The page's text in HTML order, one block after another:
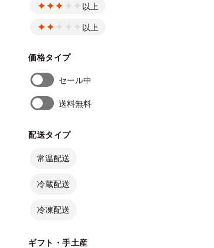
以上
以上
価格タイプ
セール中
送料無料
配送タイプ
常温配送
冷蔵配送
冷凍配送
ギフト・手土産